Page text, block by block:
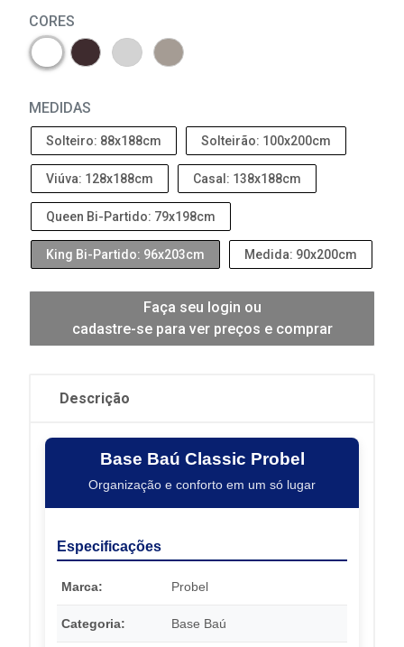
CORES
MEDIDAS
Solteiro: 88x188cm Solteirão: 100x200cm
Viúva: 128x188cm Casal: 138x188cm
Queen Bi-Partido: 79x198cm
King Bi-Partido: 96x203cm Medida: 90x200cm
Faça seu login ou
cadastre-se para ver preços e comprar
Descrição
Base Baú Classic Probel
Organização e conforto em um só lugar
Especificações
Marca: Probel
Categoria: Base Baú